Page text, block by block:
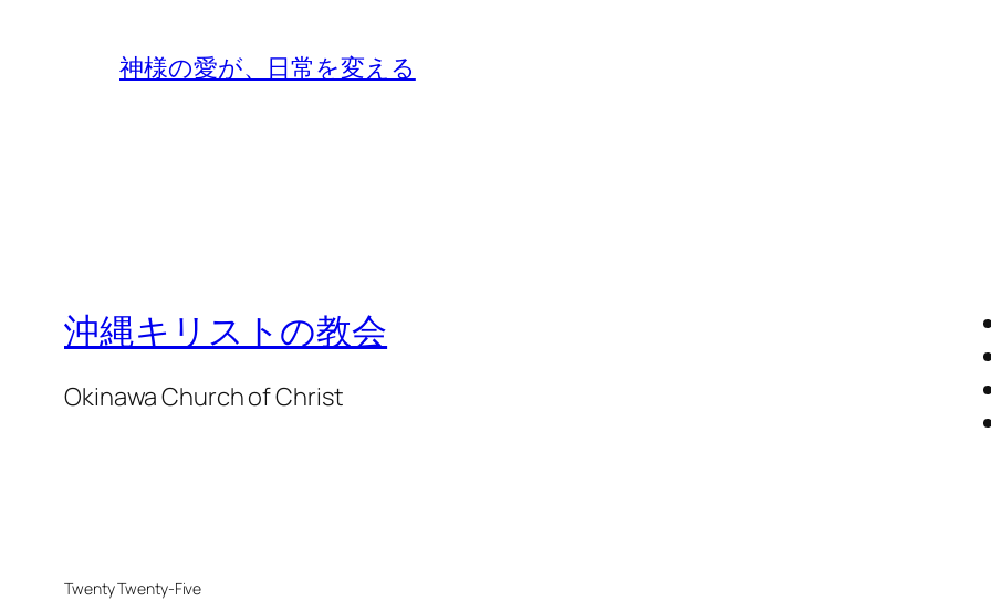
神様の愛が、日常を変える
沖縄キリストの教会
Okinawa Church of Christ
Twenty Twenty-Five